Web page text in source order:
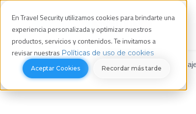
En Travel Security utilizamos cookies para brindarte una
experiencia personalizada y optimizar nuestros
productos, servicios y contenidos. Te invitamos a
revisar nuestras Políticas de uso de cookies
Aceptar Cookies Recordar más tarde
Crucero Australis Viajes Colección